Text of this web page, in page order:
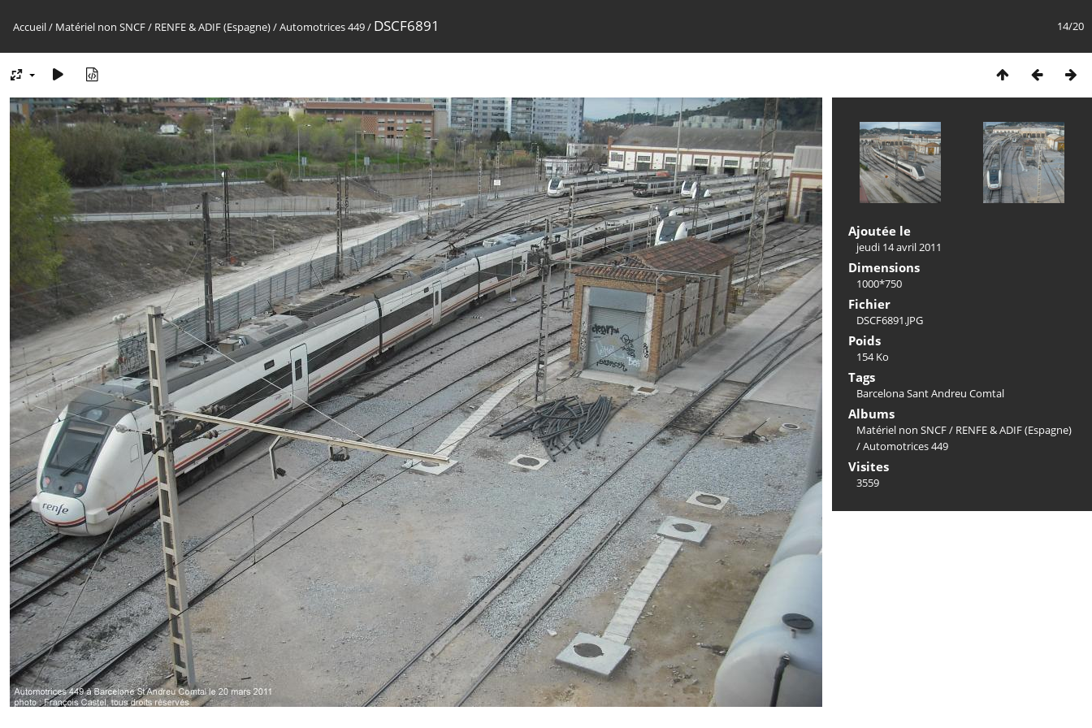
14/20
Accueil/ Matériel non SNCF/ RENFE & ADIF (Espagne)/Automotrices 449/ DSCF6891
Ajoutée le
jeudi 14 avril 2011
Dimensions
1000*750
Fichier
DSCF6891.JPG
Poids
154 Ko
Tags
Barcelona Sant Andreu Comtal
Albums
Matériel non SNCF/ RENFE & ADIF (Espagne)
/Automotrices 449
Visites
3559